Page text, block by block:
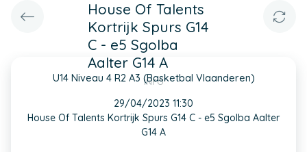
House Of Talents
Kortrijk Spurs G14
C - e5 Sgolba
Aalter G14 A
U14 Niveau 4 R2 A3 (Basketbal Vlaanderen)
INFO
29/04/2023 11:30
House Of Talents Kortrijk Spurs G14 C - e5 Sgolba Aalter
G14 A